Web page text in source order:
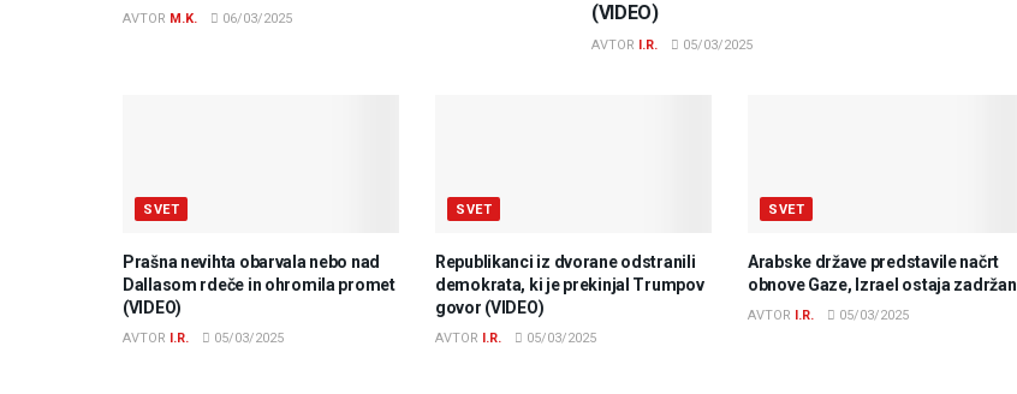
AVTOR M.K. 06/03/2025
(VIDEO)
AVTOR I.R. 05/03/2025
SVET
Prašna nevihta obarvala nebo nad
Dallasom rdeče in ohromila promet
(VIDEO)
AVTOR I.R. 05/03/2025
SVET
Republikanci iz dvorane odstranili
demokrata, ki je prekinjal Trumpov
govor (VIDEO)
AVTOR I.R. 05/03/2025
SVET
Arabske države predstavile načrt
obnove Gaze, Izrael ostaja zadržan
AVTOR I.R. 05/03/2025